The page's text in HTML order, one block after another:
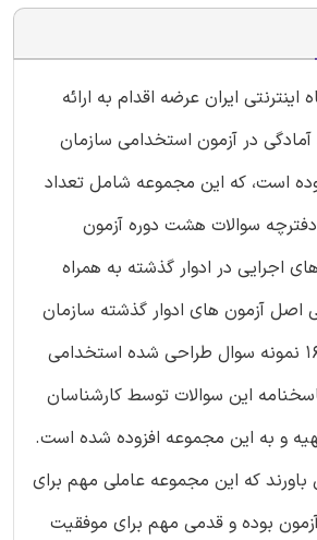
ایران عرضه اقدام به ارائه
در آزمون استخدامی سازمان
است، که این مجموعه شامل تعداد
دفترچه سوالات هشت دوره آزمون
اجرایی در ادوار گذشته به همراه
اصل آزمون های ادوار گذشته سازمان
های استخدامی و 160 نمونه سوال طراحی شده استخدامی
این سوالات توسط کارشناسان
و به این مجموعه افزوده شده است.
باورند که این مجموعه عاملی مهم برای
بوده و قدمی مهم برای موفقیت